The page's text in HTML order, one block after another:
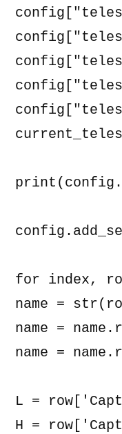
for index,
name =
name =
name =
L =
H =